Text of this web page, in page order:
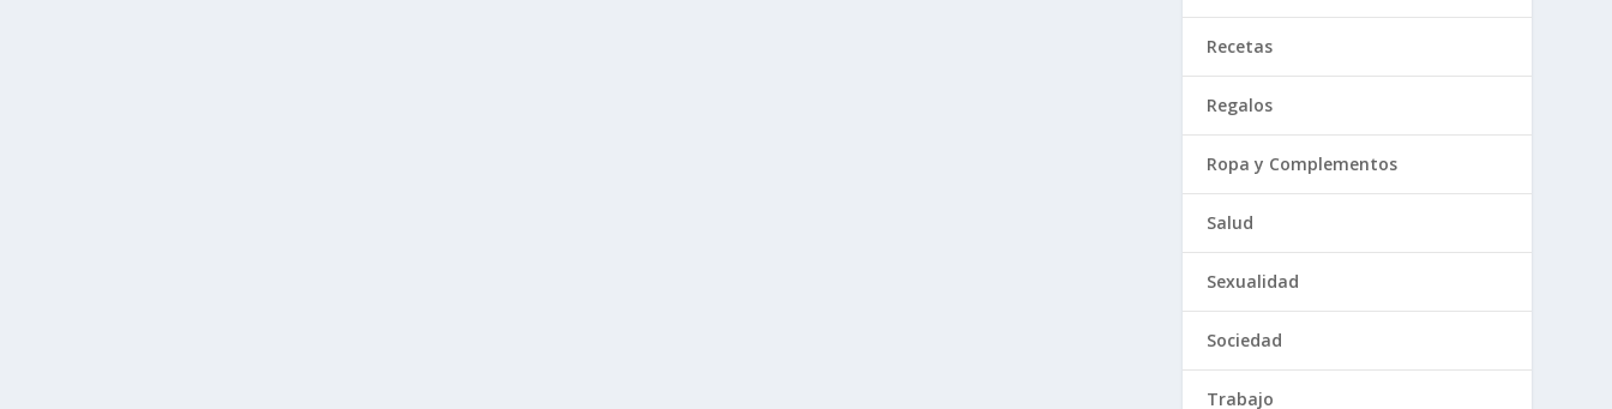
Recetas
Regalos
Ropa y Complementos
Salud
Sexualidad
Sociedad
Trabajo